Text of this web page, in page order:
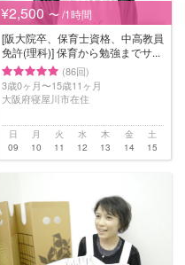
¥2,500 〜 /1時間
[阪大院卒、保育士資格、中高教員
免許(理科)] 保育から勉強までサ...
(86回)
3歳0ヶ月〜15歳11ヶ月
大阪府寝屋川市在住
日
09
月
10
火
11
水
12
木
13
金
14
土
15